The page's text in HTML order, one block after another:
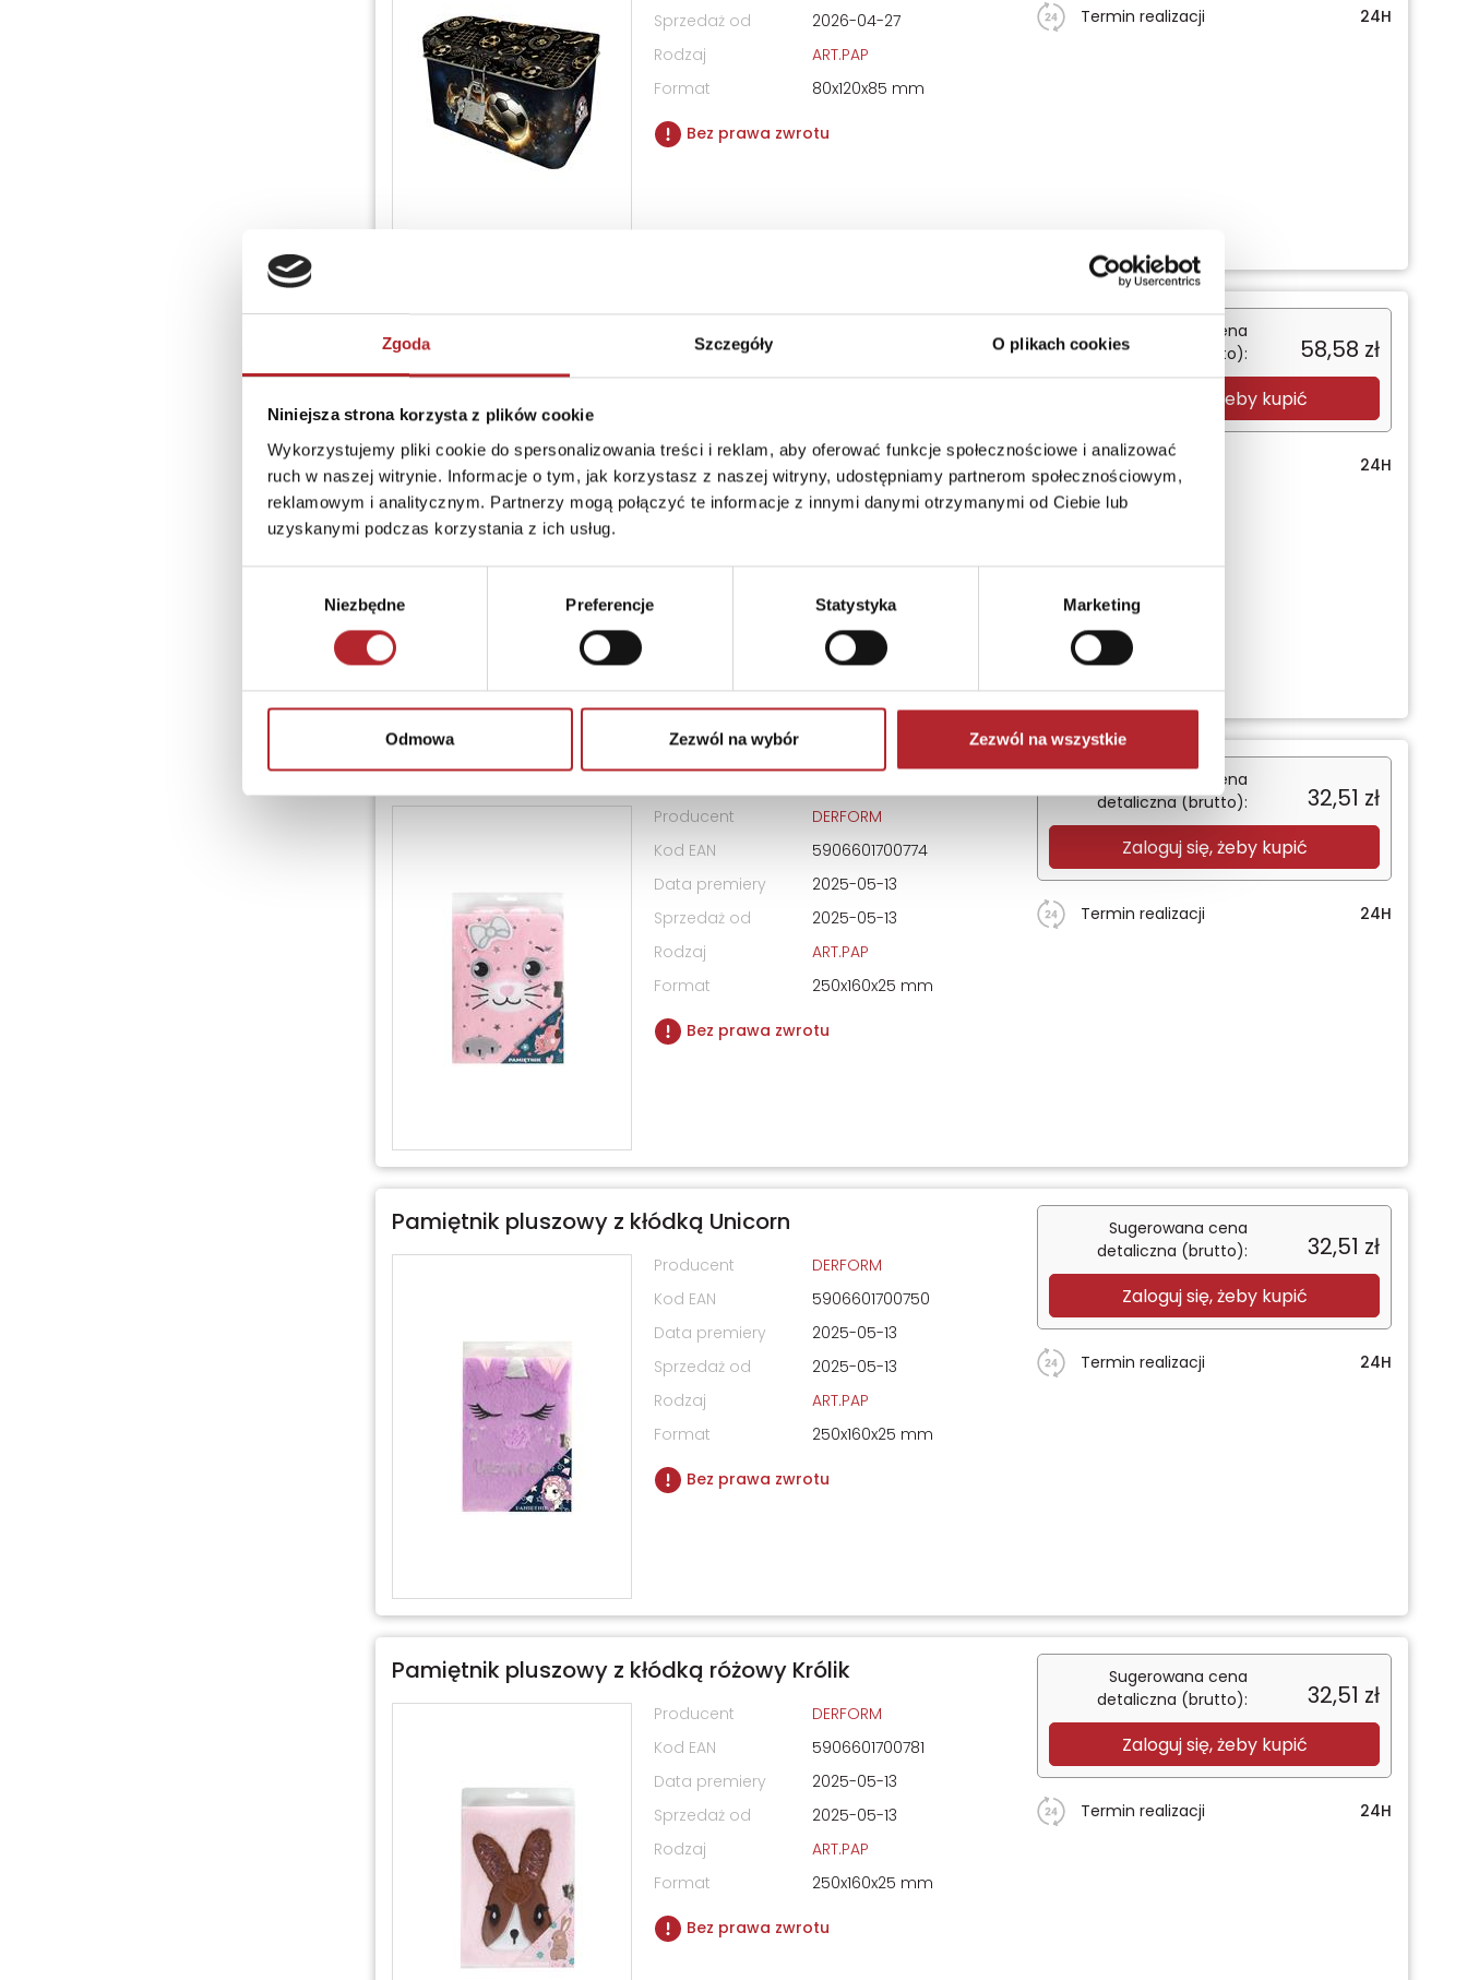
Zgoda Szczegóły O plikach cookies
Niniejsza strona korzysta z plików cookie
Wykorzystujemy pliki cookie do spersonalizowania treści i reklam, aby oferować funkcje społecznościowe i analizować
ruch w naszej witrynie. Informacje o tym, jak korzystasz z naszej witryny, udostępniamy partnerom społecznościowym,
reklamowym i analitycznym. Partnerzy mogą połączyć te informacje z innymi danymi otrzymanymi od Ciebie lub
uzyskanymi podczas korzystania z ich usług.
Niezbędne Preferencje Statystyka Marketing
Odmowa Zezwól na wybór Zezwól na wszystkie
Sprzedaż od
2026-04-27
Rodzaj
ART.PAP
Format
80x120x85 mm
Bez prawa zwrotu
Termin realizacji 24H
Notatnik z zegarkiem LCD Spiderman SPD7049
Data premiery
2025-10-08
Sprzedaż od
2025-10-08
Format
210x150x20 mm
Bez prawa zwrotu
Sugerowana cena
detaliczna (brutto):
58,58 zł
Zaloguj się, żeby kupić
Termin realizacji 24H
Pamiętnik pluszowy z kłódką Kot
Producent
DERFORM
Kod EAN
5906601700774
Data premiery
2025-05-13
Sprzedaż od
2025-05-13
Rodzaj
ART.PAP
Format
250x160x25 mm
Bez prawa zwrotu
Sugerowana cena
detaliczna (brutto):
32,51 zł
Zaloguj się, żeby kupić
Termin realizacji 24H
Pamiętnik pluszowy z kłódką Unicorn
Producent
DERFORM
Kod EAN
5906601700750
Data premiery
2025-05-13
Sprzedaż od
2025-05-13
Rodzaj
ART.PAP
Format
250x160x25 mm
Bez prawa zwrotu
Sugerowana cena
detaliczna (brutto):
32,51 zł
Zaloguj się, żeby kupić
Termin realizacji 24H
Pamiętnik pluszowy z kłódką różowy Królik
Producent
DERFORM
Kod EAN
5906601700781
Data premiery
2025-05-13
Sprzedaż od
2025-05-13
Rodzaj
ART.PAP
Format
250x160x25 mm
Bez prawa zwrotu
Sugerowana cena
detaliczna (brutto):
32,51 zł
Zaloguj się, żeby kupić
Termin realizacji 24H